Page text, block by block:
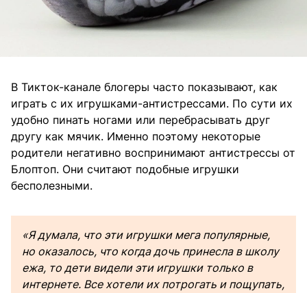
В Тикток-канале блогеры часто показывают, как
играть с их игрушками-антистрессами. По сути их
удобно пинать ногами или перебрасывать друг
другу как мячик. Именно поэтому некоторые
родители негативно воспринимают антистрессы от
Блоптоп. Они считают подобные игрушки
бесполезными.
«Я думала, что эти игрушки мега популярные,
но оказалось, что когда дочь принесла в школу
ежа, то дети видели эти игрушки только в
интернете. Все хотели их потрогать и пощупать,